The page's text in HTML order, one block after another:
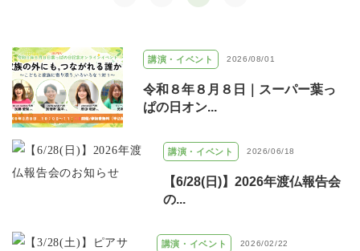
講演・イベント 2026/08/01
令和８年８月８日｜スーパー葉っ
ぱの日オン...
講演・イベント 2026/06/18
【6/28(日)】2026年渡仏報告会
の...
講演・イベント 2026/02/22